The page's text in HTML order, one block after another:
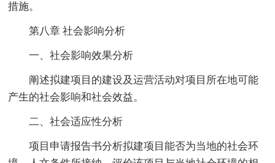
措施。
第八章 社会影响分析
一、社会影响效果分析
阐述拟建项目的建设及运营活动对项目所在地可能
产生的社会影响和社会效益。
二、社会适应性分析
项目申请报告书分析拟建项目能否为当地的社会环